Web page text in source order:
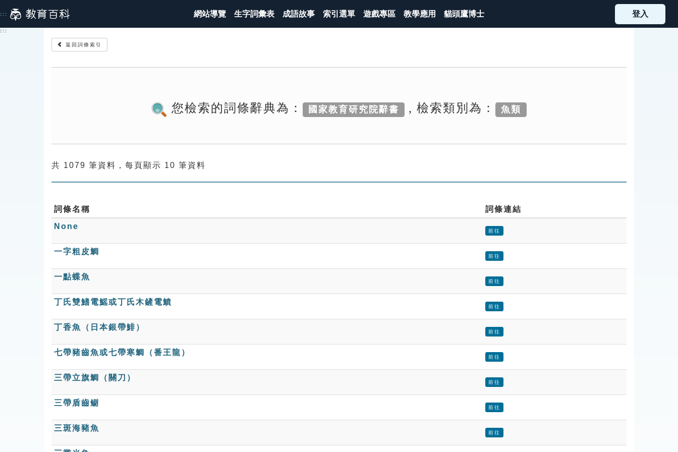
到
主
::: 網站導覽 生字詞彙表 成語故事 索引選單 遊戲專區 教學應用 貓頭鷹博士 登入
:::
返回詞條索引
您檢索的詞條辭典為： 國家教育研究院辭書 , 檢索類別為： 魚類
共 1079 筆資料，每頁顯示 10 筆資料
詞條名稱
詞條連結
None
前往
一字粗皮鯛
前往
一點蝶魚
前往
丁氏雙鰭電鰩或丁氏木鏟電鱝
前往
丁香魚（日本銀帶鯡）
前往
七帶豬齒魚或七帶寒鯛（番王龍）
前往
三帶立旗鯛（關刀）
前往
三帶盾齒鳚
前往
三斑海豬魚
前往